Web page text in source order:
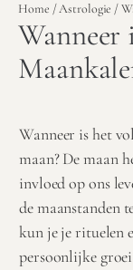
Home /Astrologie /
Wanneer
Wanneer is het
maan? De maan
invloed op ons
de maanstanden
kun je je rituelen
persoonlijke